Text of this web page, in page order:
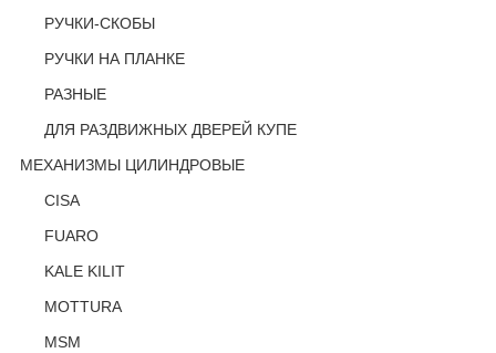
РУЧКИ-СКОБЫ
РУЧКИ НА ПЛАНКЕ
РАЗНЫЕ
ДЛЯ РАЗДВИЖНЫХ ДВЕРЕЙ КУПЕ
МЕХАНИЗМЫ ЦИЛИНДРОВЫЕ
CISA
FUARO
KALE KILIT
MOTTURA
MSM